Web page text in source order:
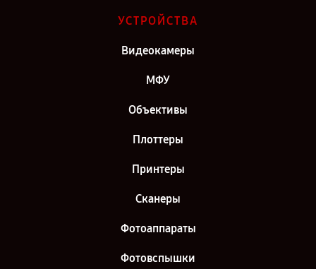
УСТРОЙСТВА
Видеокамеры
МФУ
Объективы
Плоттеры
Принтеры
Сканеры
Фотоаппараты
Фотовспышки